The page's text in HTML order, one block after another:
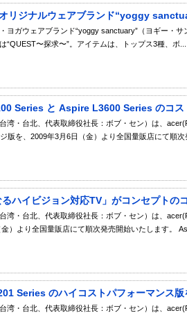
オリジナルウェアブランド“yoggy
ヨガウェアブランド“yoggy sanctuary”（ヨギー・
“QUEST〜探求〜”。アイテムは、トップス3種、ボ...
Series と Aspire L3600 Series のコス
湾・台北、代表取締役社長：ボブ・セン）は、
版を、2009年3月6日（金）より全国量販店にて順次
ハイビジョン対応TV」がコンセプトの
湾・台北、代表取締役社長：ボブ・セン）は、
）より全国量販店にて順次発売開始いたします。
Series のハイコストパフォーマンス版
湾・台北、代表取締役社長：ボブ・セン）は、